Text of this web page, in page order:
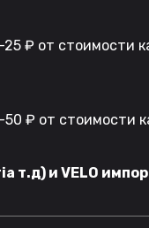
₽ от стоимости
₽ от стоимости
т.д) и VELO